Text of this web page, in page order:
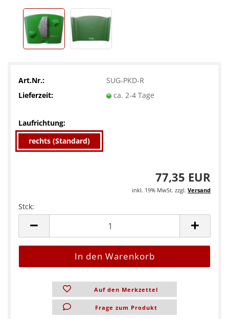
Art.Nr.:
SUG-PKD-R
Lieferzeit:
ca. 2-4 Tage
Laufrichtung:
rechts (Standard)
77,35 EUR
inkl. 19% MwSt. zzgl. Versand
Stck:
Stck
Auf den Merkzettel
Frage zum Produkt